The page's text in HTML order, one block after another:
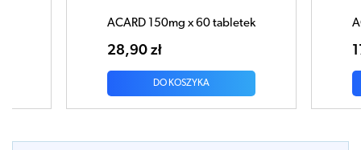
ACARD 150mg x 30 tabletek
17,89 zł
DO KOSZYKA